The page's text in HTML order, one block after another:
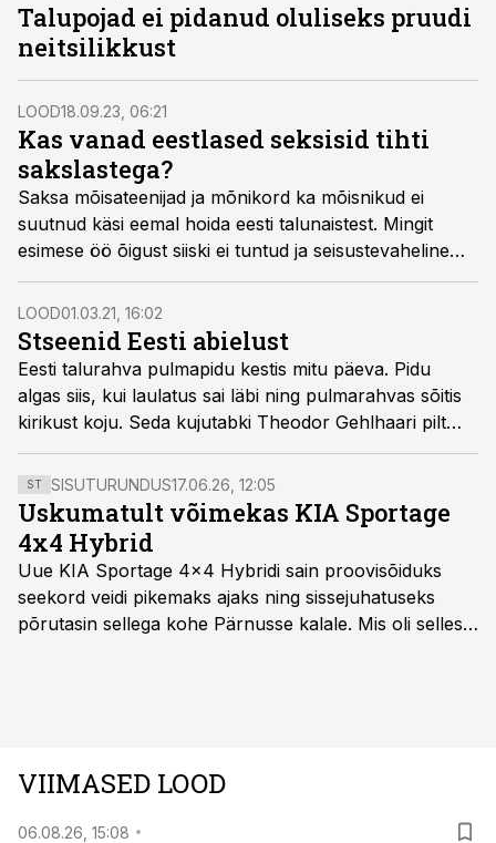
Talupojad ei pidanud oluliseks pruudi
neitsilikkust
LOOD18.09.23, 06:21
Kas vanad eestlased seksisid tihti
sakslastega?
Saksa mõisateenijad ja mõnikord ka mõisnikud ei
suutnud käsi eemal hoida eesti talunaistest. Mingit
esimese öö õigust siiski ei tuntud ja seisustevaheline
patuelu jõudis sageli kohtukulli ette.
LOOD01.03.21, 16:02
Stseenid Eesti abielust
Eesti talurahva pulmapidu kestis mitu päeva. Pidu
algas siis, kui laulatus sai läbi ning pulmarahvas sõitis
kirikust koju. Seda kujutabki Theodor Gehlhaari pilt
sarjast „Iseloomustavaid stseene Eesti- ja Liivimaa
talurahva elust“.
ST SISUTURUNDUS17.06.26, 12:05
Uskumatult võimekas KIA Sportage
4x4 Hybrid
Uue KIA Sportage 4x4 Hybridi sain proovisõiduks
seekord veidi pikemaks ajaks ning sissejuhatuseks
põrutasin sellega kohe Pärnusse kalale. Mis oli selles
VIIMASED LOOD
06.08.26, 15:08